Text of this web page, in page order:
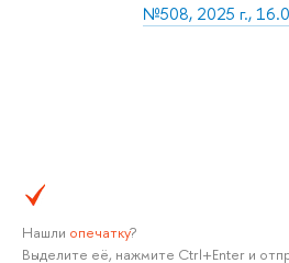
№508, 2025 г.,
Нашли опечатку?
Выделите её, нажмите Ctrl+Enter и